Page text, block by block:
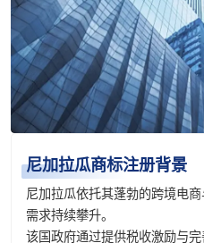
尼加拉瓜商标注册背景
尼加拉瓜依托其蓬勃的跨境电
需求持续攀升。
该国政府通过提供税收激励与